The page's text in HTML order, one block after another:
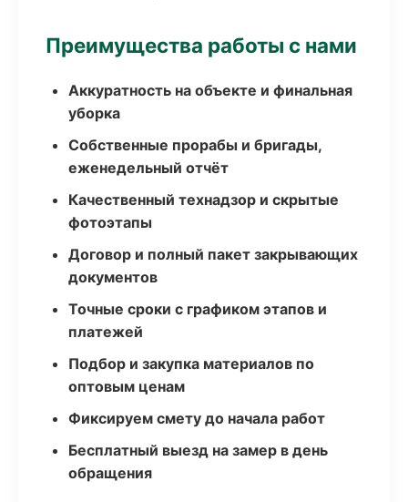
Преимущества работы с нами
Аккуратность на объекте и финальная
уборка
Собственные прорабы и бригады,
еженедельный отчёт
Качественный технадзор и скрытые
фотоэтапы
Договор и полный пакет закрывающих
документов
Точные сроки с графиком этапов и
платежей
Подбор и закупка материалов по
оптовым ценам
Фиксируем смету до начала работ
Бесплатный выезд на замер в день
обращения